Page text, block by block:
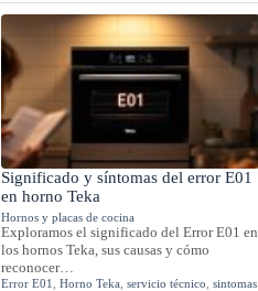
Significado y síntomas del error E01
en horno Teka
Hornos y placas de cocina
Exploramos el significado del Error E01 en
los hornos Teka, sus causas y cómo
reconocer…
Error E01 ,Horno Teka ,servicio técnico ,sintomas